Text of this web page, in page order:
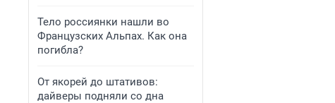
Тело россиянки нашли во
Французских Альпах. Как она
погибла?
От якорей до штативов:
дайверы подняли со дна